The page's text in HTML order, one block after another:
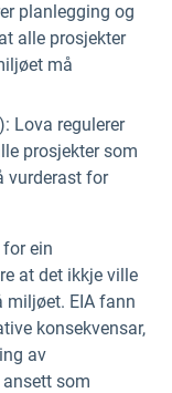
planlegging og
alle prosjekter
må
Lova regulerer
prosjekter som
vurderast for
ein
at det ikkje ville
miljøet. EIA fann
konsekvensar,
av
som